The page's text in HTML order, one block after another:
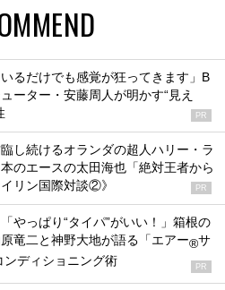
いるだけでも感覚が狂ってきます」B
ーター・安藤周人が明かす“見え
PR
し続けるオランダの超人ハリー・ラ
のエースの太田海也「絶対王者から
リン国際対談②》
PR
「やっぱり“タイパ”がいい！」箱根の
竜二と神野大地が語る「エアー®サ
ンディショニング術 PR